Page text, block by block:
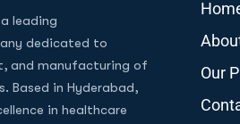
leading
dedicated to
and manufacturing of
Based in Hyderabad,
in healthcare
Our